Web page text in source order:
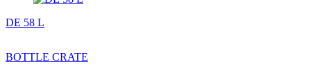
DE 58 L
BOTTLE CRATE